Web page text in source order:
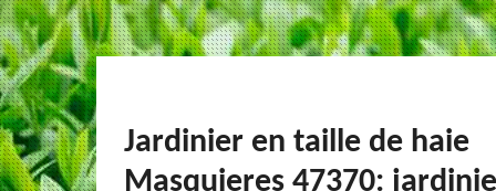
Jardinier en taille de haie
Masquieres 47370: